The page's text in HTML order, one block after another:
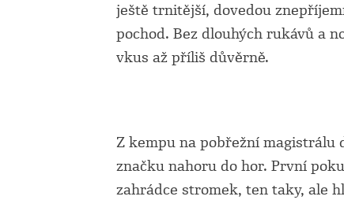
ještě trnitější, dovedou
pochod. Bez dlouhých rukávů a
vkus až příliš důvěrně.
Z kempu na pobřežní
značku nahoru do hor. První
zahrádce stromek, ten taky, ale